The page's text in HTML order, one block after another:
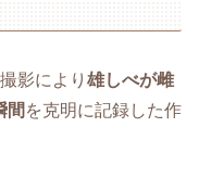
影により 雄しべが雌
間 を克明に記録した作